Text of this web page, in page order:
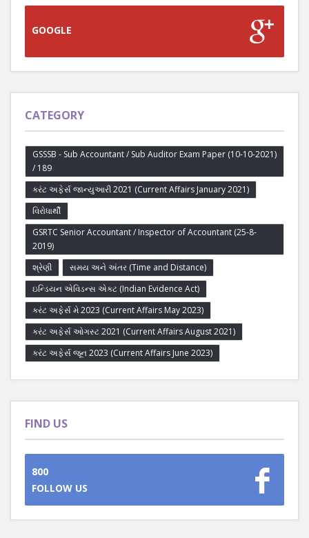
GOOGLE
CATEGORY
GSSSB - Sub Accountant / Sub Auditor Exam Paper (10-10-2021)
/ 189
કરંટ અફેર્સ જાન્યુઆરી 2021 (Current Affairs January 2021)
વિરોધાર્થી
GSRTC Senior Accountant / Inspector of Accountant (25-8-
2019)
શ્રેણી
સમય અને અંતર (Time and Distance)
ઇન્ડિયન એવિડન્સ એક્ટ (Indian Evidence Act)
કરંટ અફેર્સ મે 2023 (Current Affairs May 2023)
કરંટ અફેર્સ ઓગસ્ટ 2021 (Current Affairs August 2021)
કરંટ અફેર્સ જૂન 2023 (Current Affairs June 2023)
FIND US
800
FOLLOW US